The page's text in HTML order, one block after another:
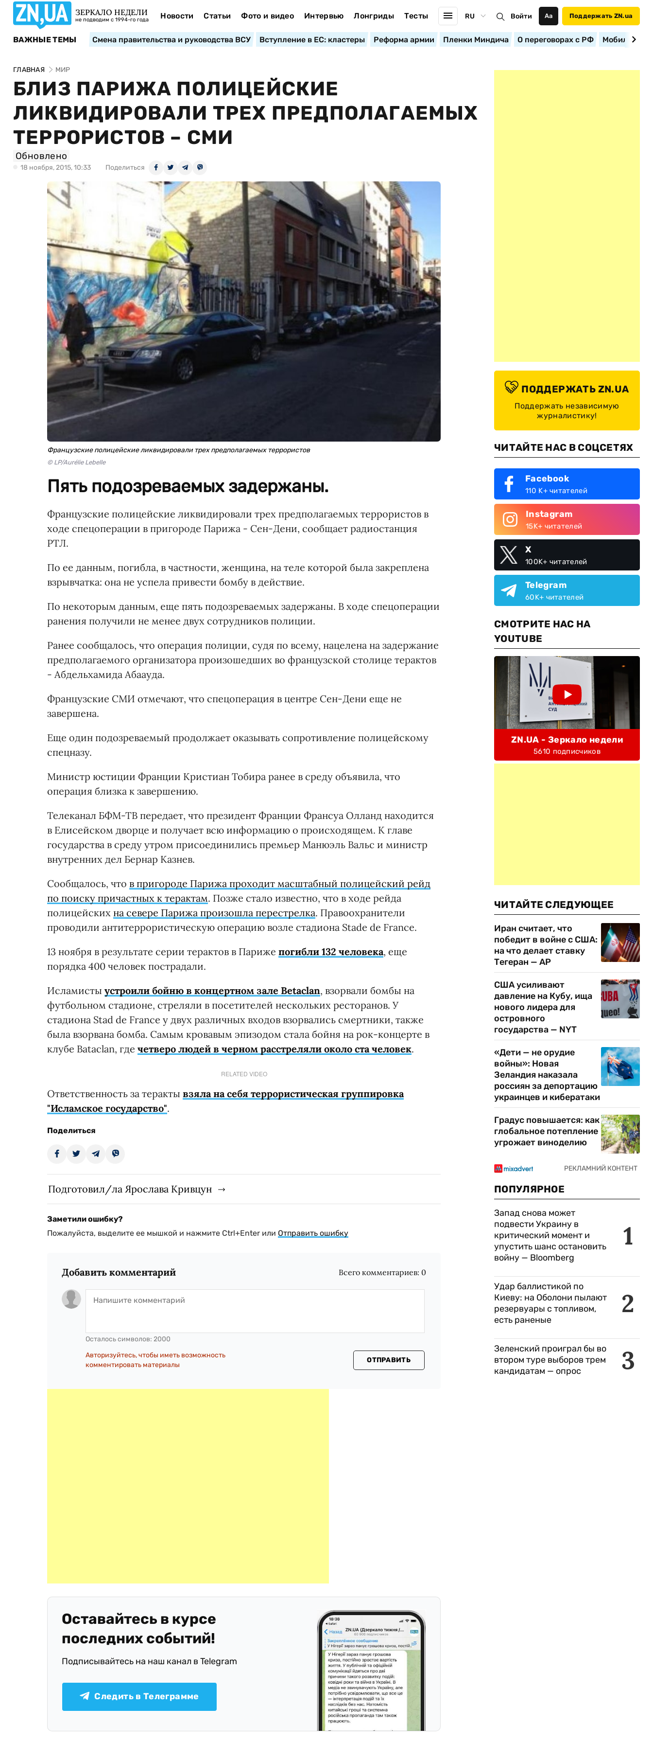
ЗЕРКАЛО НЕДЕЛИ
не подводим с 1994-го года Новости Статьи Фото и видео Интервью Лонгриды Тесты RU Войти Аа Поддержать ZN.ua
ВАЖНЫЕ ТЕМЫ Смена правительства и руководства ВСУ Вступление в ЕС: кластеры Реформа армии Пленки Миндича О переговорах с РФ
ГЛАВНАЯ МИР
БЛИЗ ПАРИЖА ПОЛИЦЕЙСКИЕ
ЛИКВИДИРОВАЛИ ТРЕХ ПРЕДПОЛАГАЕМЫХ
ТЕРРОРИСТОВ – СМИ
Обновлено
18 ноября, 2015, 10:33 Поделиться
Французские полицейские ликвидировали трех предполагаемых террористов
© LP/Aurélie Lebelle
Пять подозреваемых задержаны.
Французские полицейские ликвидировали трех предполагаемых террористов в
ходе спецоперации в пригороде Парижа - Сен-Дени, сообщает радиостанция
РТЛ.
По ее данным, погибла, в частности, женщина, на теле которой была закреплена
взрывчатка: она не успела привести бомбу в действие.
По некоторым данным, еще пять подозреваемых задержаны. В ходе спецоперации
ранения получили не менее двух сотрудников полиции.
Ранее сообщалось, что операция полиции, судя по всему, нацелена на задержание
предполагаемого организатора произошедших во французской столице терактов
- Абдельхамида Абаауда.
Французские СМИ отмечают, что спецоперация в центре Сен-Дени еще не
завершена.
Еще один подозреваемый продолжает оказывать сопротивление полицейскому
спецназу.
Министр юстиции Франции Кристиан Тобира ранее в среду объявила, что
операция близка к завершению.
Телеканал БФМ-ТВ передает, что президент Франции Франсуа Олланд находится
в Елисейском дворце и получает всю информацию о происходящем. К главе
государства в среду утром присоединились премьер Манюэль Вальс и министр
внутренних дел Бернар Казнев.
Сообщалось, что в пригороде Парижа проходит масштабный полицейский рейд
по поиску причастных к терактам. Позже стало известно, что в ходе рейда
полицейских на севере Парижа произошла перестрелка. Правоохранители
проводили антитеррористическую операцию возле стадиона Stade de France.
13 ноября в результате серии терактов в Париже погибли 132 человека, еще
порядка 400 человек пострадали.
Исламисты устроили бойню в концертном зале Betaclan, взорвали бомбы на
футбольном стадионе, стреляли в посетителей нескольких ресторанов. У
стадиона Stad de France у двух различных входов взорвались смертники, также
была взорвана бомба. Самым кровавым эпизодом стала бойня на рок-концерте в
клубе Bataclan, где четверо людей в черном расстреляли около ста человек.
RELATED VIDEO
Ответственность за теракты взяла на себя террористическая группировка
"Исламское государство".
Поделиться
Подготовил/ла Ярослава Кривцун
Заметили ошибку?
Пожалуйста, выделите ее мышкой и нажмите Ctrl+Enter или Отправить ошибку
Добавить комментарий Всего комментариев: 0
Осталось символов: 2000
Авторизуйтесь, чтобы иметь возможность
комментировать материалы
ОТПРАВИТЬ
Оставайтесь в курсе
последних событий!
Подписывайтесь на наш канал в Telegram
Следить в Телеграмме
ПОДДЕРЖАТЬ ZN.UA
Поддержать независимую
журналистику!
ЧИТАЙТЕ НАС В СОЦСЕТЯХ
Facebook
110 K+ читателей
Instagram
15K+ читателей
X
100K+ читателей
Telegram
60K+ читателей
СМОТРИТЕ НАС НА
YOUTUBE
ZN.UA - Зеркало недели
5610 подписчиков
ЧИТАЙТЕ СЛЕДУЮЩЕЕ
Иран считает, что
победит в войне с США:
на что делает ставку
Тегеран — AP
США усиливают
давление на Кубу, ища
нового лидера для
островного
государства — NYT
«Дети — не орудие
войны»: Новая
Зеландия наказала
россиян за депортацию
украинцев и кибератаки
Градус повышается: как
глобальное потепление
угрожает виноделию
ПОПУЛЯРНОЕ
1
Запад снова может
подвести Украину в
критический момент и
упустить шанс остановить
войну — Bloomberg
2
Удар баллистикой по
Киеву: на Оболони пылают
резервуары с топливом,
есть раненые
3
Зеленский проиграл бы во
втором туре выборов трем
кандидатам — опрос